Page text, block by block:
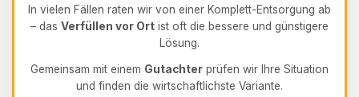
In vielen Fällen raten wir von einer Komplett-Entsorgung ab
– das Verfüllen vor Ort ist oft die bessere und günstigere
Lösung.
Gemeinsam mit einem Gutachter prüfen wir Ihre Situation
und finden die wirtschaftlichste Variante.